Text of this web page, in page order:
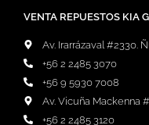
VENTA REPUESTOS KIA
Av. Irarrázaval #2330.
+56 2 2485 3070
+56 9 5930 7008
Av. Vicuña Mackenna
+56 2 2485 3120